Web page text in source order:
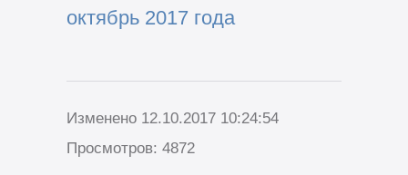
октябрь 2017 года
Изменено 12.10.2017 10:24:54
Просмотров: 4872